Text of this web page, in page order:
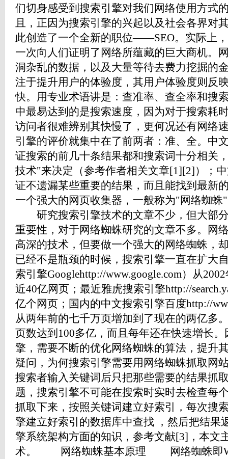
们切身感受到搜索引擎对我们网络使用方式
且，正因为搜索引擎的兴起以及社会各界对
此创造了一个全新的职位——SEO。实际上
一次向人们证明了网络所蕴藏的巨大商机。
洞杂乱的数据，以及大量等待去费力挖掘
注于提升用户的体验度，其用户体验度则反
快。用专业术语讲是：查准率、查全率和搜
中最易达到的是搜索速度，因为对于搜索耗
访问者很难辨别其快慢了，更何况还有网络
引擎的评价就集中在了前两者：准、全。中
证搜索的前几十条结果都和搜索词十分相关
技术"来决定（参考作者相关文章[1][2]）；
证不遗漏某些重要的结果，而且能找到最新
一个强大的网页收集器，一般称为"网络蜘
研究搜索引擎技术的文章不少，但大部
重要性，对于网络蜘蛛研究的文章不多。网
高深的技术，但要做一个强大的网络蜘蛛，
已经不是瓶颈的时候，搜索引擎一直在扩大
索引擎Googlehttp://www.google.com）从
近40亿网页；最近雅虎搜索引擎http://
亿个网页；国内的中文搜索引擎百度http://
从两年前的七千万页增加到了现在的两亿多
页数达到100多亿，而且每年还在快速增长
擎，需要不断的优化网络蜘蛛的算法，提
疑问，为何搜索引擎需要用网络蜘蛛抓取网
搜索者输入关键词后只把那些需要的结果抓
题，搜索引擎不可能在搜索时实时去检查每
抓取下来，按照关键词建立好索引，每次搜
擎建立好索引的数据库中查找 ，然后把结果
擎系统架构方面的知识，参考文献[3]，本文
术。 网络蜘蛛基本原理 网络蜘蛛即